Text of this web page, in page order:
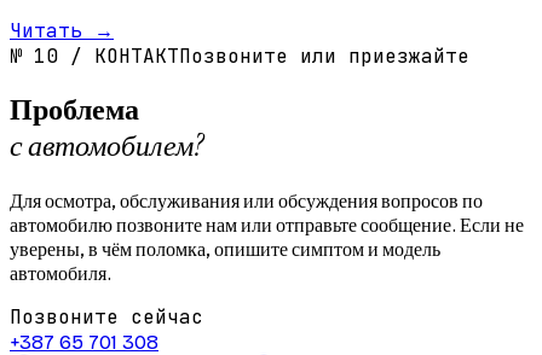
Читать →
№ 10 / КОНТАКТПозвоните или приезжайте
Проблема
с автомобилем?
Для осмотра, обслуживания или обсуждения вопросов по
автомобилю позвоните нам или отправьте сообщение. Если не
уверены, в чём поломка, опишите симптом и модель
автомобиля.
Позвоните сейчас
+387 65 701 308